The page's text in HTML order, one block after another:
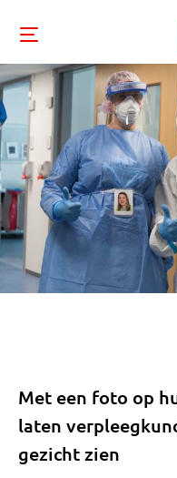
Met een foto op
laten
gezicht zien